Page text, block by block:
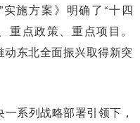
施方案》明确了“十四
重点政策、重点项目。
东北全面振兴取得新突
系列战略部署引领下，